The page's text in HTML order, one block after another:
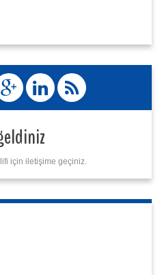
için iletişime geçiniz.